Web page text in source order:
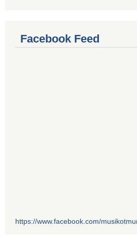
Facebook Feed
https://www.facebook.com/